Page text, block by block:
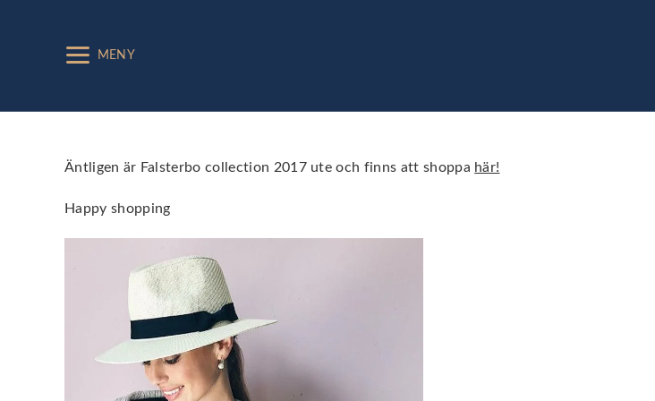
MENY
Äntligen är Falsterbo collection 2017 ute och finns att shoppa här!
Happy shopping